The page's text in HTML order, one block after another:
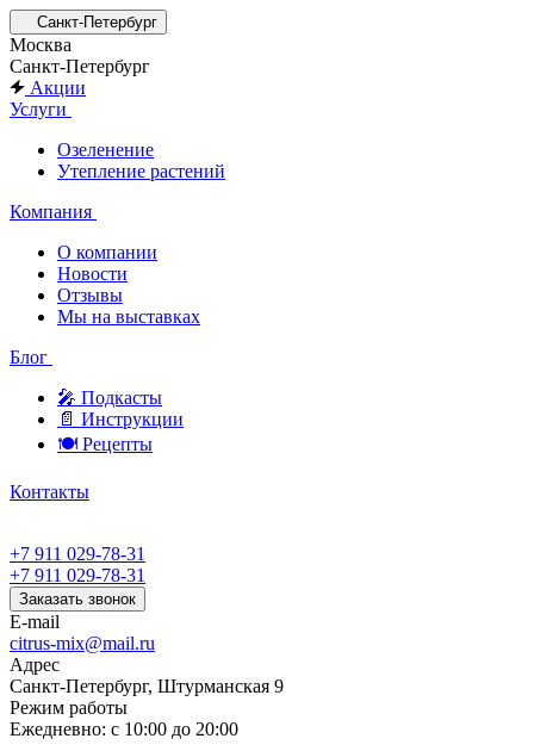
Санкт-Петербург
Москва
Санкт-Петербург
Акции
Услуги
Озеленение
Утепление растений
Компания
О компании
Новости
Отзывы
Мы на выставках
Блог
🎤︎︎ Подкасты
📄 Инструкции
🍽 Рецепты
Контакты
+7 911 029-78-31
+7 911 029-78-31
Заказать звонок
E-mail
citrus-mix@mail.ru
Адрес
Санкт-Петербург, Штурманская 9
Режим работы
Ежедневно: с 10:00 до 20:00